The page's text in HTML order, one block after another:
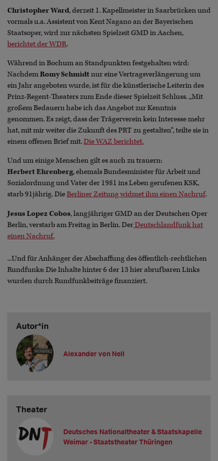
Christopher Ward, derzeit 1. Kapellmeister in Saarbrücken und
vormals u.a. Assistent von Kent Nagano an der Bayerischen
Staatsoper, wird zur nächsten Spielzeit GMD in Aachen,
berichtet der WDR.
Während in Bochum an Standpunkten festgehalten wird:
NachdemRomy Schmidtnur eine Vertragsverlängerung um
ein Jahr angeboten wurde, ist für die künstlerische Leiterin des
Prinz-Regent-Theaters zum Ende dieser Spielzeit Schluss. „Mit
großem Bedauern habe ich das Angebot zur Kenntnis
genommen. Es zeigt, dass der Trägerverein kein Interesse mehr
hat, mit mir weiter die Zukunft des PRT zu gestalten“, teilte sie in
einem offenen Brief mit.Die WAZ berichtet.
Und um einige Menschen gilt es auch zu trauern:
Herbert Ehrenberg, ehemals Bundesminister für Arbeit und
Sozialordnung und Vater der 1981 ins Leben gerufenen KSK,
starb 91jährig. DieBerliner Zeitung widmet ihm einen Nachruf.
Jesus Lopez Cobos, langjähriger GMD an der Deutschen Oper
Berlin, verstarb am Freitag in Berlin. DerDeutschlandfunk hat
einen Nachruf.
...Und für Anhänger der Abschaffung des öffentlich-rechtlichen
Rundfunks: Die Inhalte hinter 6 der 13 hier abrufbaren Links
wurden durch Rundfunkbeiträge finanziert.
Autor*in
Alexander von Nell
Theater
Deutsches Nationaltheater & Staatskapelle
Weimar - Staatstheater Thüringen